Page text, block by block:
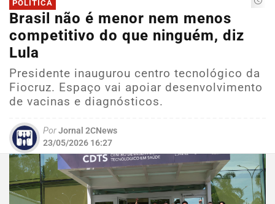
POLÍTICA
Brasil não é menor nem menos
competitivo do que ninguém, diz
Lula
Presidente inaugurou centro tecnológico da
Fiocruz. Espaço vai apoiar desenvolvimento
de vacinas e diagnósticos.
PorJornal 2CNews
23/05/2026 16:27